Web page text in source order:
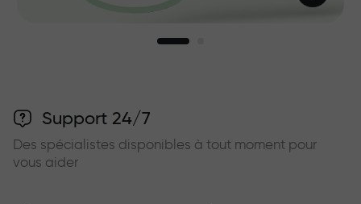
Support 24/7
Des spécialistes disponibles à tout moment pour
vous aider